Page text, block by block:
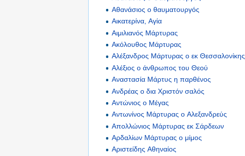
Αθανάσιος ο θαυματουργός
Αικατερίνα, Αγία
Αιμιλιανός Μάρτυρας
Ακόλουθος Μάρτυρας
Αλέξανδρος Μάρτυρας ο εκ Θεσσαλονίκης
Αλέξιος ο άνθρωπος του Θεού
Αναστασία Μάρτυς η παρθένος
Ανδρέας ο δια Χριστόν σαλός
Αντώνιος ο Μέγας
Αντωνίνος Μάρτυρας ο Αλεξανδρεύς
Απολλώνιος Μάρτυρας εκ Σάρδεων
Αρδαλίων Μάρτυρας ο μίμος
Αριστείδης Αθηναίος